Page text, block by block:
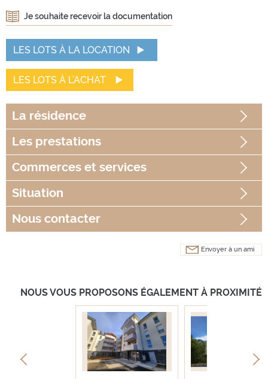
Je souhaite recevoir la documentation
LES LOTS À LA LOCATION
LES LOTS À L'ACHAT
La résidence
Les prestations
Commerces et services
Situation
Nous contacter
Envoyer à un ami
NOUS VOUS PROPOSONS ÉGALEMENT À PROXIMITÉ